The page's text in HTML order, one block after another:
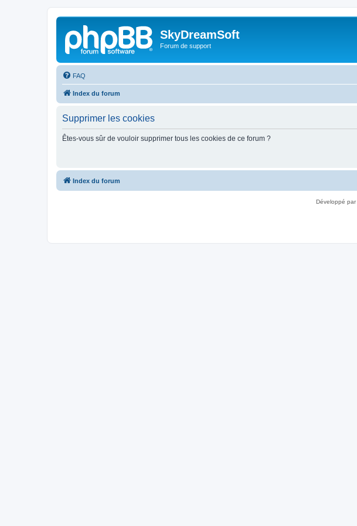
SkyDreamSoft
Forum de support
FAQ
Index du forum
Supprimer les cookies
Êtes-vous sûr de vouloir supprimer tous les cookies de ce forum ?
Index du forum
Développé par